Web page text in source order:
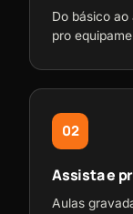
Do básico
pro
02
Assista e
Aulas